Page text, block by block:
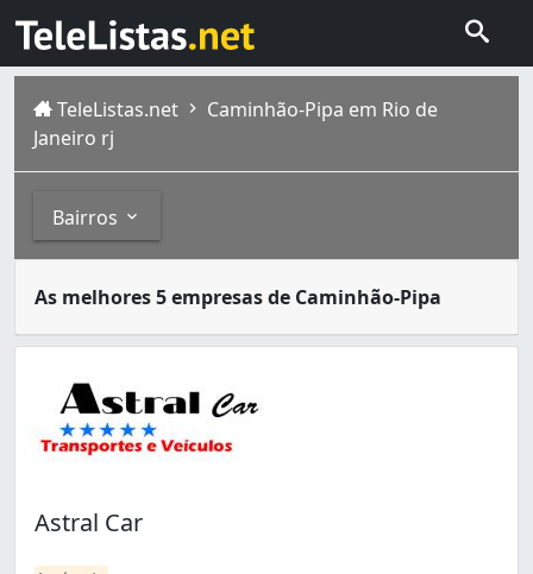
TeleListas.net
Caminhão-Pipa em Rio de
Janeiro rj
Bairros
Abolição (2)
Bangu (2)
Barra da Tijuca (13)
Bonsucesso (1)
Campo Grande (5)
As melhores 5 empresas de Caminhão-Pipa
A cidade do Rio de Janeiro capital do estado
Astral Car